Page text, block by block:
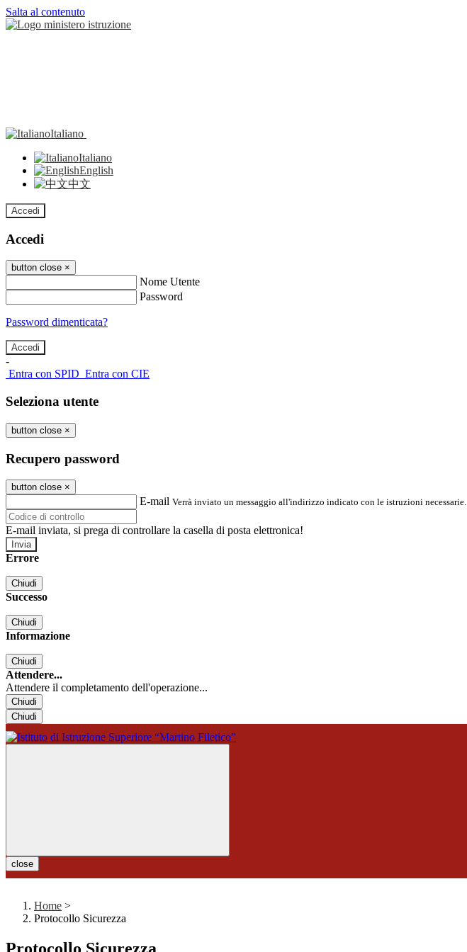
Salta al contenuto
Italiano
Italiano
English
中文
Accedi
Accedi
button close ×
Nome Utente
Password
Password dimenticata?
-
Entra con SPID Entra con CIE
Seleziona utente
button close ×
Recupero password
button close ×
E-mail Verrà inviato un messaggio all'indirizzo indicato con le istruzioni necessarie.
E-mail inviata, si prega di controllare la casella di posta elettronica!
Errore
Chiudi
Successo
Chiudi
Informazione
Chiudi
Attendere...
Attendere il completamento dell'operazione...
Chiudi
Chiudi
close
Home >
Protocollo Sicurezza